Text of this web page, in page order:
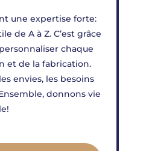
une expertise forte:
de A à Z. C’est grâce
chaque
et de la fabrication.
envies, les besoins
donnons vie